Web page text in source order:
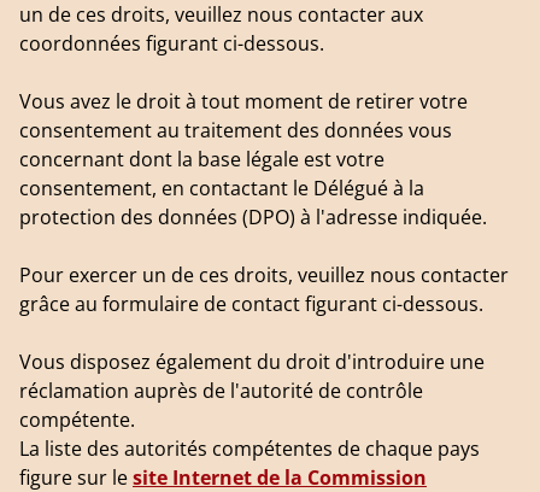
un de ces droits, veuillez nous contacter aux
coordonnées figurant ci-dessous.
Vous avez le droit à tout moment de retirer votre
consentement au traitement des données vous
concernant dont la base légale est votre
consentement, en contactant le Délégué à la
protection des données (DPO) à l'adresse indiquée.
Pour exercer un de ces droits, veuillez nous contacter
grâce au formulaire de contact figurant ci-dessous.
Vous disposez également du droit d'introduire une
réclamation auprès de l'autorité de contrôle
compétente.
La liste des autorités compétentes de chaque pays
figure sur lesite Internet de la Commission